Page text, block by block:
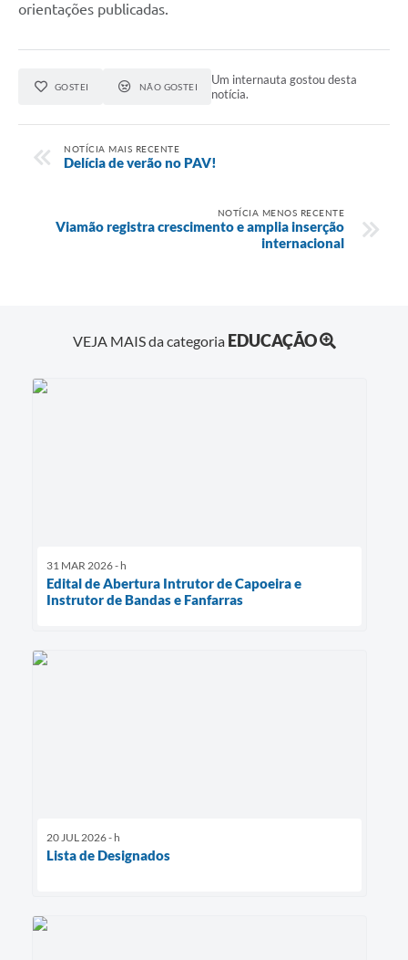
orientações publicadas.
GOSTEI NÃO GOSTEI
Um internauta gostou desta
notícia.
NOTÍCIA MAIS RECENTE
Delícia de verão no PAV!
NOTÍCIA MENOS RECENTE
Viamão registra crescimento e amplia inserção
internacional
VEJA MAIS da categoria EDUCAÇÃO
31 MAR 2026 - h
Edital de Abertura Intrutor de Capoeira e
Instrutor de Bandas e Fanfarras
20 JUL 2026 - h
Lista de Designados